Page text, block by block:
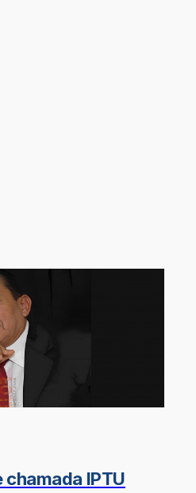
IPTU